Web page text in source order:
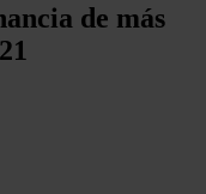
de más